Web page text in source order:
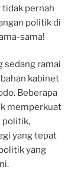
pernah
politik di
sama!
sedang ramai
kabinet
Beberapa
memperkuat
politik,
yang tepat
yang